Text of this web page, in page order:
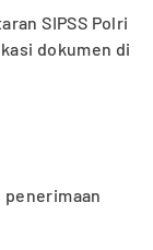
SIPSS Polri
dokumen di